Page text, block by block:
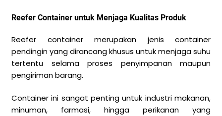
Reefer Container untuk Menjaga Kualitas Produk
Reefer container merupakan jenis container
pendingin yang dirancang khusus untuk menjaga suhu
tertentu selama proses penyimpanan maupun
pengiriman barang.
Container ini sangat penting untuk industri makanan,
minuman, farmasi, hingga perikanan yang